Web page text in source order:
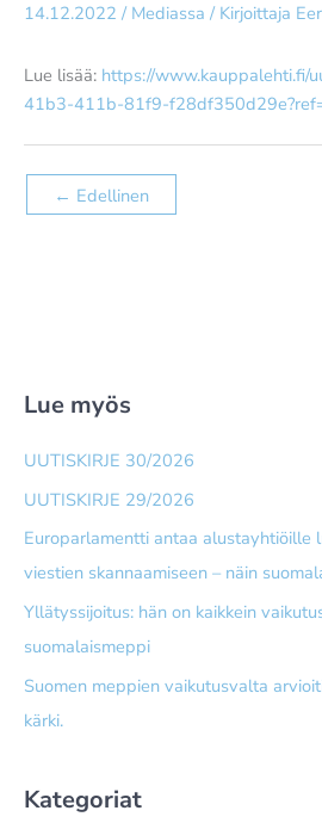
14.12.2022 / Mediassa / Kirjoittaja
Lue lisää: https://www.kauppalehti.fi/
41b3-411b-81f9-
← Edellinen
Lue myös
UUTISKIRJE 30/2026
UUTISKIRJE 29/2026
Europarlamentti antaa alusta­yhtiöille
viestien skannaamiseen – näin
Yllätyssijoitus: hän on kaikkein
suomalaismeppi
Suomen meppien vaikutusvalta
kärki.
Kategoriat